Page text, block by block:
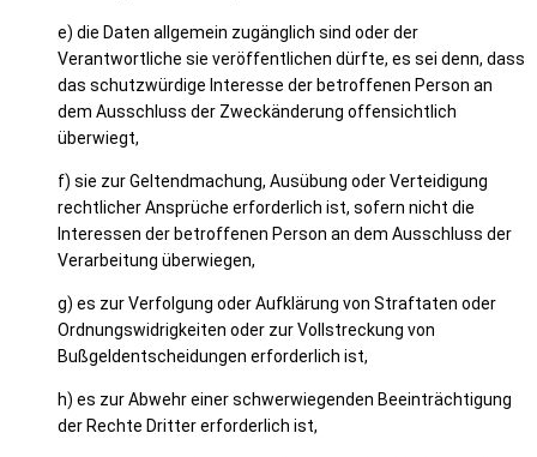
e) die Daten allgemein zugänglich sind oder der
Verantwortliche sie veröffentlichen dürfte, es sei denn, dass
das schutzwürdige Interesse der betroffenen Person an
dem Ausschluss der Zweckänderung offensichtlich
überwiegt,
f) sie zur Geltendmachung, Ausübung oder Verteidigung
rechtlicher Ansprüche erforderlich ist, sofern nicht die
Interessen der betroffenen Person an dem Ausschluss der
Verarbeitung überwiegen,
g) es zur Verfolgung oder Aufklärung von Straftaten oder
Ordnungswidrigkeiten oder zur Vollstreckung von
Bußgeldentscheidungen erforderlich ist,
h) es zur Abwehr einer schwerwiegenden Beeinträchtigung
der Rechte Dritter erforderlich ist,